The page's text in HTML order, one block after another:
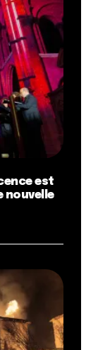
est
nouvelle